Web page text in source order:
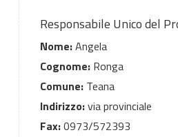
Responsabile Unico del
Nome:Angela
Cognome:Ronga
Comune:Teana
Indirizzo:via provinciale
Fax:0973/572393